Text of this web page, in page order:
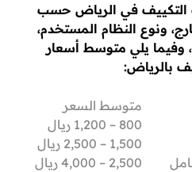
في الرياض حسب
ونوع النظام المستخدم،
وفيما يلي متوسط أسعار
بالرياض:
متوسط السعر
800 – 1,200 ريال
1,500 – 2,500 ريال
2,500 – 4,000 ريال